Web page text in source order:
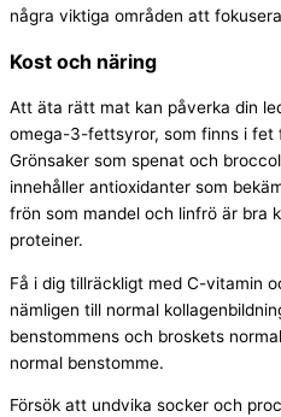
några viktiga områden att
Kost och näring
Att äta rätt mat kan påverka din
omega-3-fettsyror, som finns i fet
Grönsaker som spenat och
innehåller antioxidanter som
frön som mandel och linfrö är bra
proteiner.
Få i dig tillräckligt med C-vitamin
nämligen till normal
benstommens och broskets
normal benstomme.
Försök att undvika socker och